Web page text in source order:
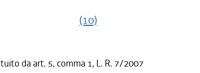
(10)
da art. 5, comma 1, L. R. 7/2007